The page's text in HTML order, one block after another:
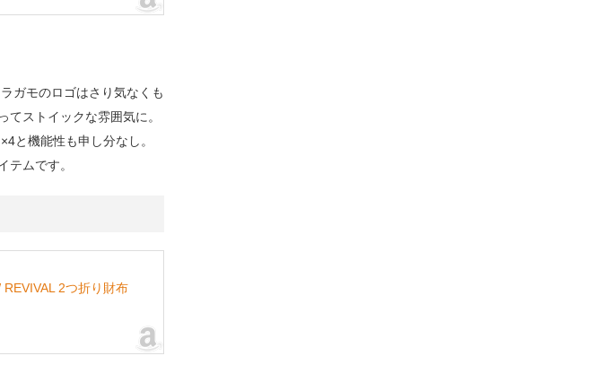
ガモのロゴはさり気なくも
ストイックな雰囲気に。
と機能性も申し分なし。
テムです。
2つ折り財布